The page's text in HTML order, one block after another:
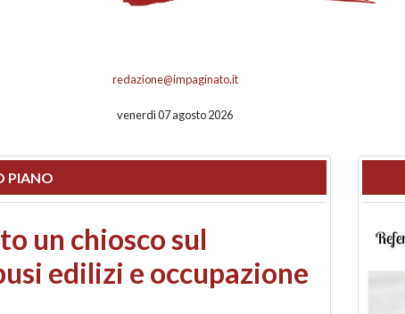
redazione@impaginato.it
venerdì 07 agosto 2026
PIANO
su call center,
da maltempo